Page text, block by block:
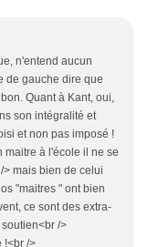
n'entend aucun
de gauche dire que
Quant à Kant, oui,
son intégralité et
et non pas imposé !
maitre à l'école il ne se
mais bien de celui
"maitres " ont bien
ce sont des extra-
/>
!<br />